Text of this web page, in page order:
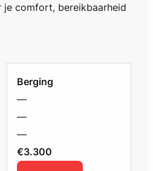
je comfort, bereikbaarheid
Berging
—
—
—
€3.300